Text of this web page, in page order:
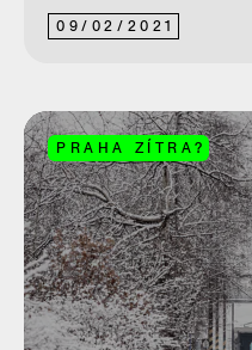
09/ 02/ 2021
PRAHA ZÍTRA?